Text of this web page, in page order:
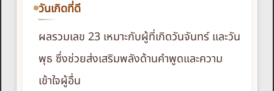
วันเกิดที่ดี
ผลรวมเลข 23 เหมาะกับผู้ที่เกิดวันจันทร์ และวัน
พุธ ซึ่งช่วยส่งเสริมพลังด้านคำพูดและความ
เข้าใจผู้อื่น